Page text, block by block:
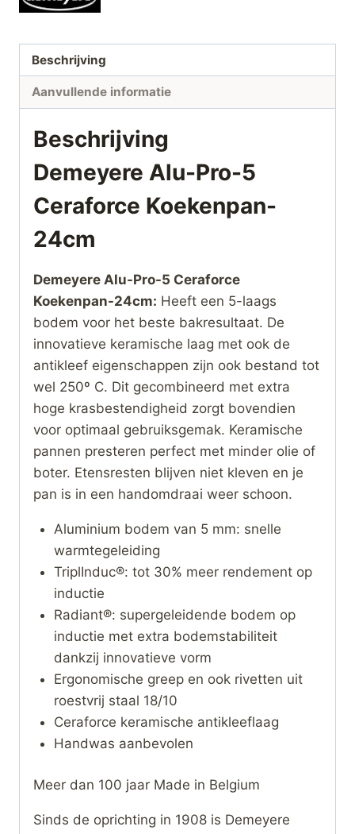
Beschrijving
Aanvullende informatie
Beschrijving
Demeyere Alu-Pro-5
Ceraforce Koekenpan-
24cm
Demeyere Alu-Pro-5 Ceraforce
Koekenpan-24cm: Heeft een 5-laags
bodem voor het beste bakresultaat. De
innovatieve keramische laag met ook de
antikleef eigenschappen zijn ook bestand tot
wel 250º C. Dit gecombineerd met extra
hoge krasbestendigheid zorgt bovendien
voor optimaal gebruiksgemak. Keramische
pannen presteren perfect met minder olie of
boter. Etensresten blijven niet kleven en je
pan is in een handomdraai weer schoon.
Aluminium bodem van 5 mm: snelle
warmtegeleiding
TriplInduc®: tot 30% meer rendement op
inductie
Radiant®: supergeleidende bodem op
inductie met extra bodemstabiliteit
dankzij innovatieve vorm
Ergonomische greep en ook rivetten uit
roestvrij staal 18/10
Ceraforce keramische antikleeflaag
Handwas aanbevolen
Meer dan 100 jaar Made in Belgium
Sinds de oprichting in 1908 is Demeyere